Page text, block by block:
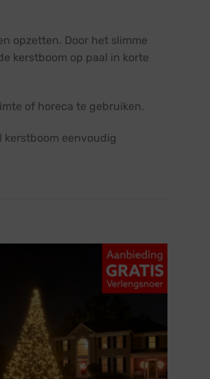
opzetten. Door het slimme
kerstboom op paal in korte
of horeca te gebruiken.
kerstboom eenvoudig